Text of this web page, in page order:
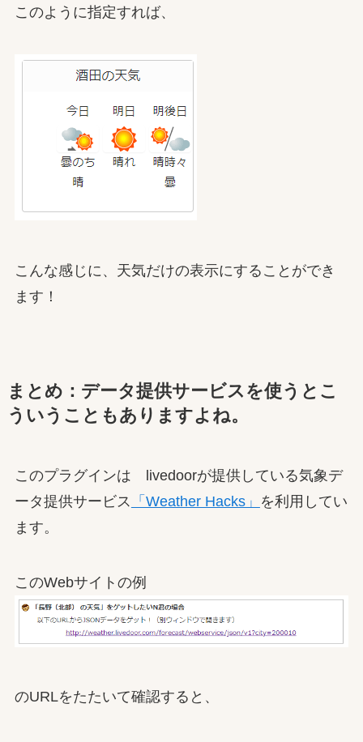
このように指定すれば、
こんな感じに、天気だけの表示にすることができ
ます！
まとめ：データ提供サービスを使うとこ
ういうこともありますよね。
このプラグインは livedoorが提供している気象デ
ータ提供サービス
「Weather Hacks」 を利用してい
ます。
このWebサイトの例
のURLをたたいて確認すると、